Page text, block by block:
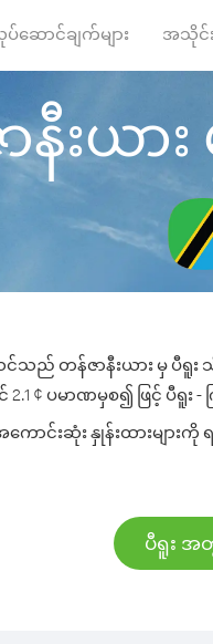
ဆောင်ချက်များ အသိုင်း
နီးယား
သင်သည် တန်ဇာနီးယား မှ ပီ
2.1 ¢ ပမာဏမှစ၍ ဖြင့် ပီရူ
ာင်းဆုံး နှုန်းထားများ
ပီရူး အ